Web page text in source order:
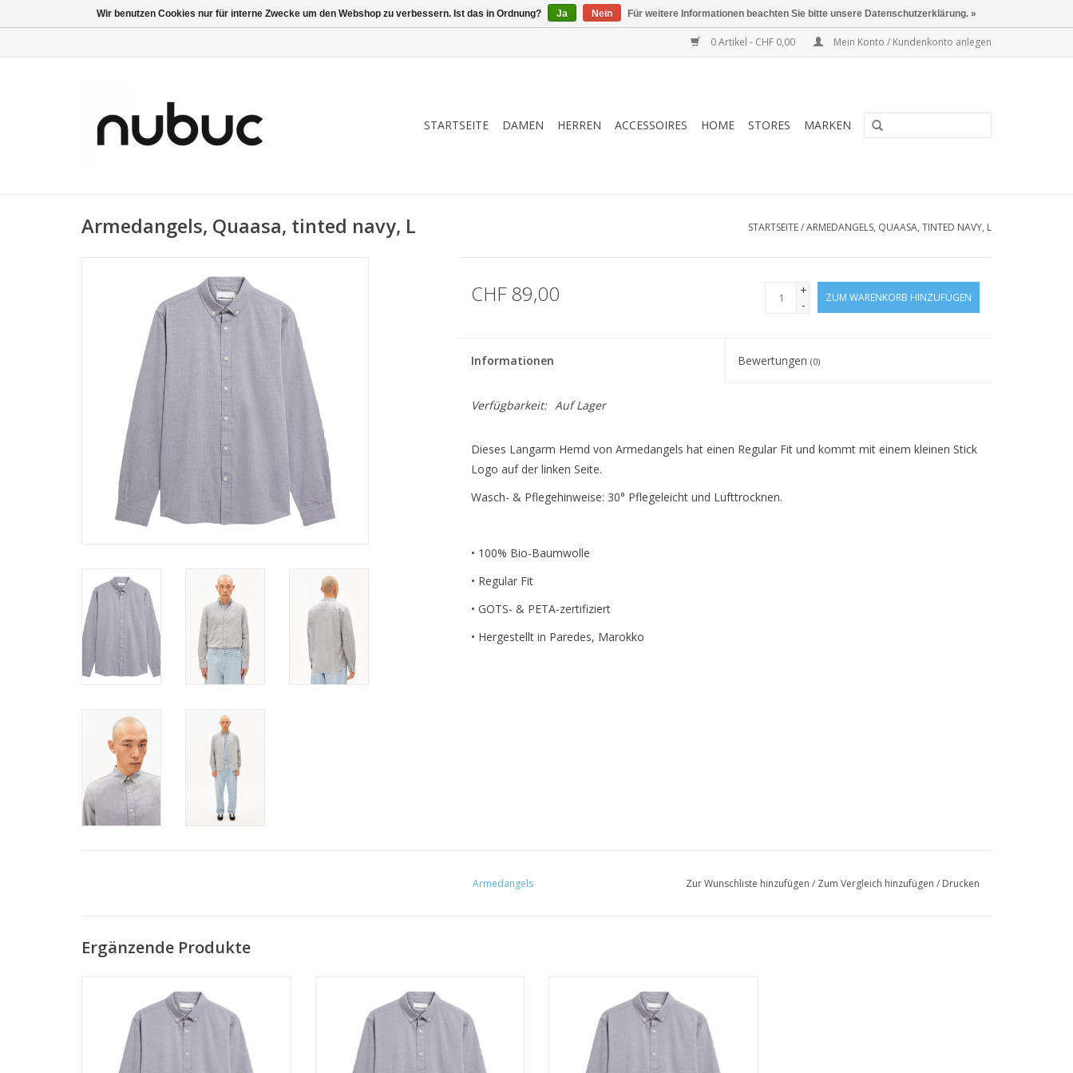
0 Artikel - CHF 0,00 Mein Konto / Kundenkonto anlegen
STARTSEITE DAMEN HERREN ACCESSOIRES HOME STORES MARKEN
Armedangels, Quaasa, tinted navy, L STARTSEITE/ARMEDANGELS, QUAASA, TINTED NAVY, L
CHF 89,00
+
-
ZUM WARENKORB HINZUFÜGEN
Informationen Bewertungen(0)
Verfügbarkeit: Auf Lager
Dieses Langarm Hemd von Armedangels hat einen Regular Fit und kommt mit einem kleinen Stick
Logo auf der linken Seite.
Wasch- & Pflegehinweise: 30° Pflegeleicht und Lufttrocknen.
• 100% Bio-Baumwolle
• Regular Fit
• GOTS- & PETA-zertifiziert
• Hergestellt in Paredes, Marokko
Armedangels Zur Wunschliste hinzufügen / Zum Vergleich hinzufügen / Drucken
Ergänzende Produkte
• Regular Fit • Regular Fit • Regular Fit
Wir benutzen Cookies nur für interne Zwecke um den Webshop zu verbessern. Ist das in Ordnung? Ja Nein Für weitere Informationen beachten Sie bitte unsere Datenschutzerklärung. »